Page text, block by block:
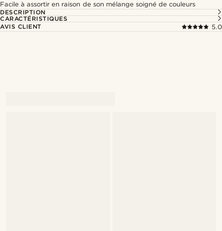
Facile à assortir en raison de son mélange soigné de couleurs
DESCRIPTION
CARACTÉRISTIQUES
AVIS CLIENT
5.0